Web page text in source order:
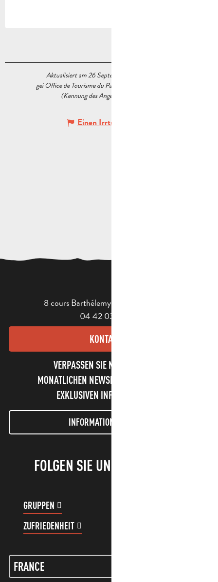
Aktualisiert am 26 September 2025 Um 17:45
gei Office de Tourisme du Pays d’Aubagne et de l’Étoile
(Kennung des Angebots :
Einen Irrtum angeben
8 cours Barthélemy - 13400 Aubagne
04 42 03 49 98
KONTAKT
VERPASSEN SIE NICHT UNSEREN
MONATLICHEN NEWSLETTER UND UNSERE
EXKLUSIVEN INFORMATIONEN!
INFORMATIONEN LETTER
FOLGEN SIE UNS!
GRUPPEN
ZUFRIEDENHEIT